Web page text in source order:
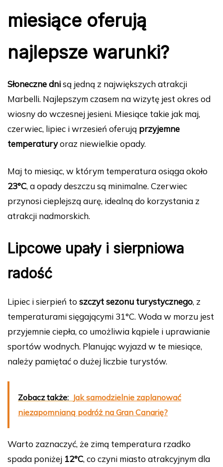
miesiące oferują
najlepsze warunki?
Słoneczne dnisą jedną z największych atrakcji
Marbelli. Najlepszym czasem na wizytę jest okres od
wiosny do wczesnej jesieni. Miesiące takie jak maj,
czerwiec, lipiec i wrzesień oferują przyjemne
temperaturyoraz niewielkie opady.
Maj to miesiąc, w którym temperatura osiąga około
23°C, a opady deszczu są minimalne. Czerwiec
przynosi cieplejszą aurę, idealną do korzystania z
atrakcji nadmorskich.
Lipcowe upały i sierpniowa
radość
Lipiec i sierpień to szczyt sezonu turystycznego, z
temperaturami sięgającymi 31°C. Woda w morzu jest
przyjemnie ciepła, co umożliwia kąpiele i uprawianie
sportów wodnych. Planując wyjazd w te miesiące,
należy pamiętać o dużej liczbie turystów.
Zobacz także: Jak samodzielnie zaplanować
niezapomnianą podróż na Gran Canarię?
Warto zaznaczyć, że zimą temperatura rzadko
spada poniżej 12°C, co czyni miasto atrakcyjnym dla